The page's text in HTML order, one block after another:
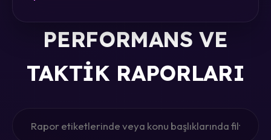
PERFORMANS VE
TAKTIK RAPORLARI